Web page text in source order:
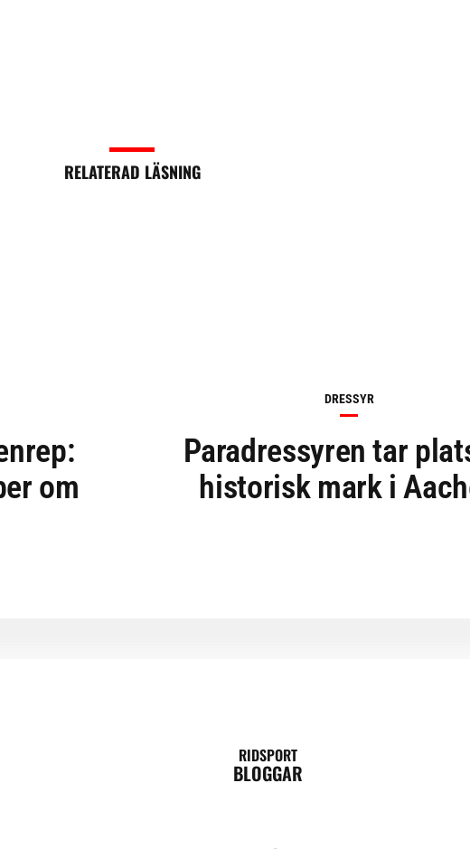
RELATERAD LÄSNING
om
DRESSYR
Paradressyren tar
historisk mark i
RIDSPORT
BLOGGAR